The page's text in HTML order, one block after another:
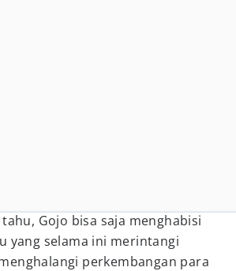
Gojo bisa saja menghabisi
yang selama ini merintangi
perkembangan para